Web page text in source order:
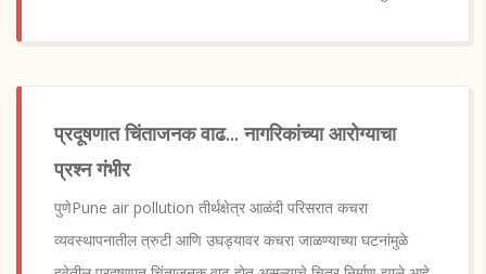
प्रदूषणात चिंताजनक वाढ... नागरिकांच्या आरोग्याचा
प्रश्न गंभीर
पुणेPune air pollution तीर्थक्षेत्र आळंदी परिसरात कचरा
व्यवस्थापनातील त्रुटी आणि उघड्यावर कचरा जाळण्याच्या घटनांमुळे